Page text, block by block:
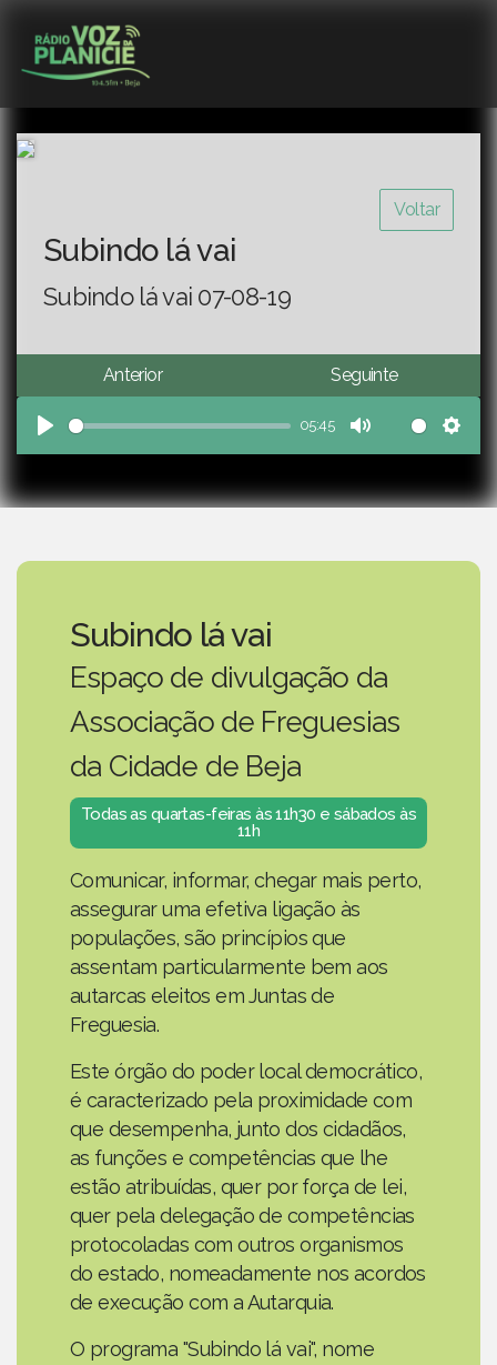
Voltar
Subindo lá vai
Subindo lá vai 07-08-19
Anterior Seguinte
Play
05:45
Mute
Subindo lá vai
Espaço de divulgação da
Associação de Freguesias
da Cidade de Beja
Todas as quartas-feiras às 11h30 e sábados às
11h
Comunicar, informar, chegar mais perto,
assegurar uma efetiva ligação às
populações, são princípios que
assentam particularmente bem aos
autarcas eleitos em Juntas de
Freguesia.
Este órgão do poder local democrático,
é caracterizado pela proximidade com
que desempenha, junto dos cidadãos,
as funções e competências que lhe
estão atribuídas, quer por força de lei,
quer pela delegação de competências
protocoladas com outros organismos
do estado, nomeadamente nos acordos
de execução com a Autarquia.
O programa "Subindo lá vai", nome